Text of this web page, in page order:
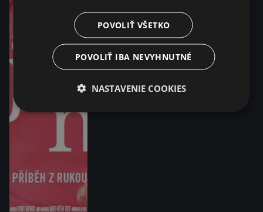
POVOLIŤ VŠETKO
POVOLIŤ IBA NEVYHNUTNÉ
NASTAVENIE COOKIES